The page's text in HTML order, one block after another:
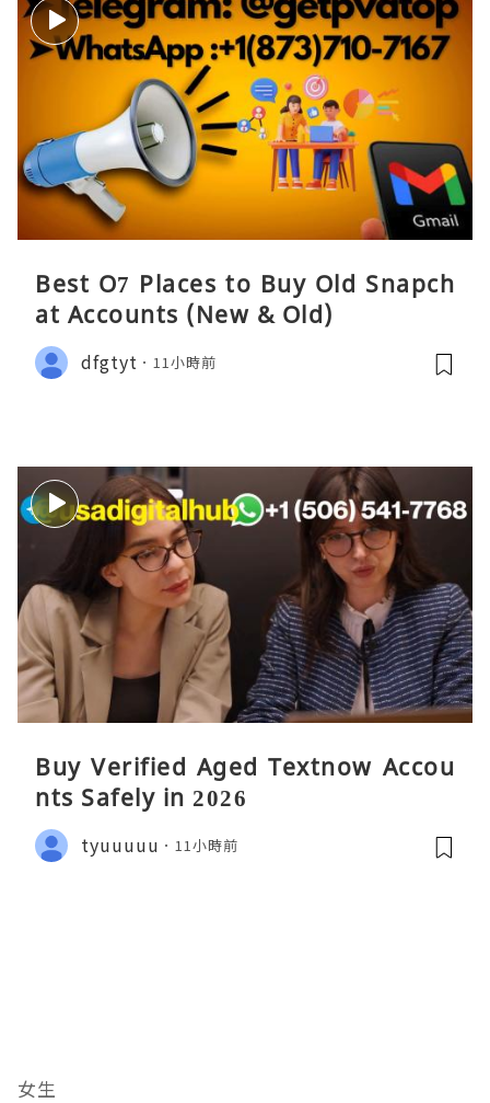
Best O7 Places to Buy Old Snapch
at Accounts (New & Old)
dfgtyt 11小時前
Buy Verified Aged Textnow Accou
nts Safely in 2026
tyuuuuu 11小時前
女生